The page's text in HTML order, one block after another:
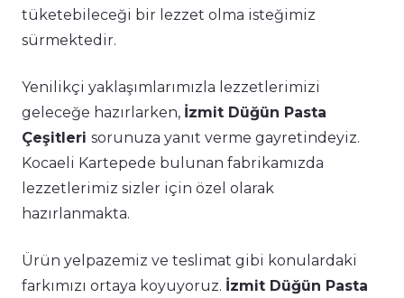
tüketebileceği bir lezzet olma isteğimiz
sürmektedir.
Yenilikçi yaklaşımlarımızla lezzetlerimizi
geleceğe hazırlarken, İzmit Düğün Pasta
Çeşitleri sorunuza yanıt verme gayretindeyiz.
Kocaeli Kartepede bulunan fabrikamızda
lezzetlerimiz sizler için özel olarak
hazırlanmakta.
Ürün yelpazemiz ve teslimat gibi konulardaki
farkımızı ortaya koyuyoruz. İzmit Düğün Pasta